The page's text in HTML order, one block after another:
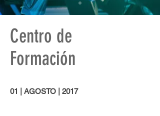
Centro de
Formación
01 | AGOSTO | 2017